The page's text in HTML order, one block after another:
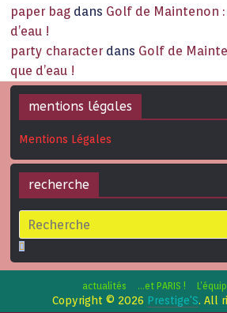
paper bag dans Golf de Maintenon :
d’eau !
party character dans Golf de
que d’eau !
mentions légales
Mentions Légales
recherche
actualités …et PARIS !
Copyright © 2026 Prestige'S. All